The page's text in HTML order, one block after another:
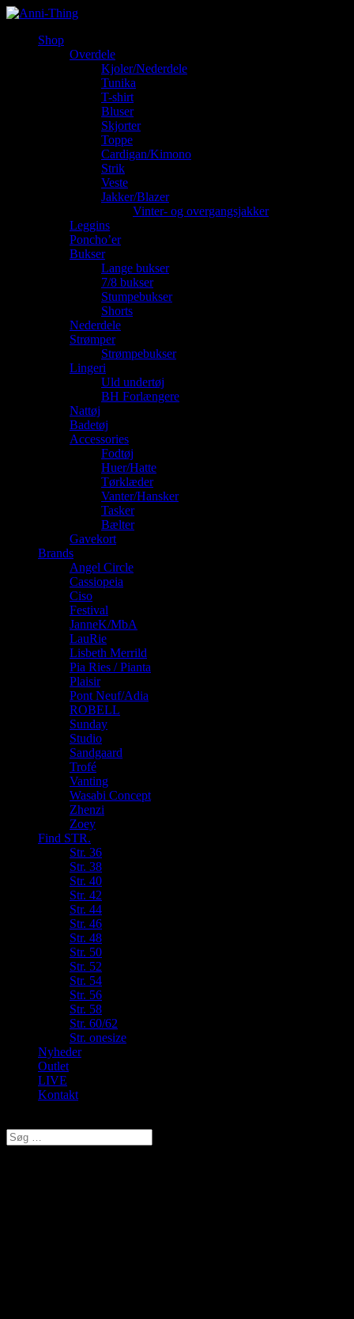
Shop
Overdele
Kjoler/Nederdele
Tunika
T-shirt
Bluser
Skjorter
Toppe
Cardigan/Kimono
Strik
Veste
Jakker/Blazer
Vinter- og overgangsjakker
Leggins
Poncho’er
Bukser
Lange bukser
7/8 bukser
Stumpebukser
Shorts
Nederdele
Strømper
Strømpebukser
Lingeri
Uld undertøj
BH Forlængere
Nattøj
Badetøj
Accessories
Fodtøj
Huer/Hatte
Tørklæder
Vanter/Hansker
Tasker
Bælter
Gavekort
Brands
Angel Circle
Cassiopeia
Ciso
Festival
JanneK/MbA
LauRie
Lisbeth Merrild
Pia Ries / Pianta
Plaisir
Pont Neuf/Adia
ROBELL
Sunday
Studio
Sandgaard
Trofé
Vanting
Wasabi Concept
Zhenzi
Zoey
Find STR.
Str. 36
Str. 38
Str. 40
Str. 42
Str. 44
Str. 46
Str. 48
Str. 50
Str. 52
Str. 54
Str. 56
Str. 58
Str. 60/62
Str. onesize
Nyheder
Outlet
LIVE
Kontakt